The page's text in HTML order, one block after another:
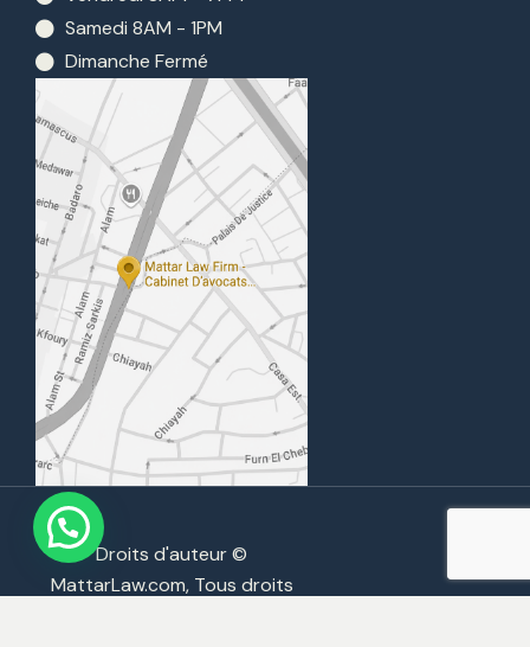
Samedi 8AM - 1PM
Dimanche Fermé
Droits d'auteur ©
MattarLaw.com, Tous droits